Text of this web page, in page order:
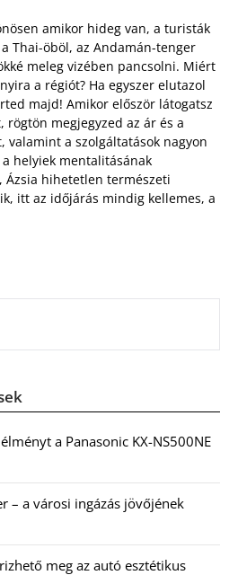
amikor hideg van, a turisták
Thai-öböl, az Andamán-tenger
meleg vizében pancsolni. Miért
a régiót? Ha egyszer elutazol
majd! Amikor először látogatsz
rögtön megjegyzed az ár és a
valamint a szolgáltatások nagyon
helyiek mentalitásának
Ázsia hihetetlen természeti
itt az időjárás mindig kellemes, a
a Panasonic KX-NS500NE
– a városi ingázás jövőjének
meg az autó esztétikus